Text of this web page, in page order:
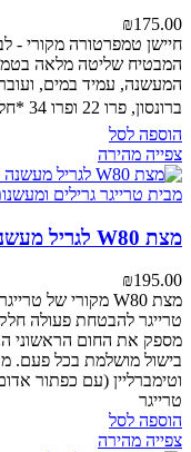
₪175.00
חיישן טמפרטורה מקורי -
המבטיח שליטה מלאה
המעשנה, עמיד במים,
ברונסון, פרו 22 ופרו 34
הוספה לסל
צפייה מהירה
מצת W80 לגריל מעשנה דגמי D2
₪195.00
מצת W80 מקורי של טרייגר - להתנעה מושלמת!
טרייגר להבטחת פעולה
מספק את החום הראשוני
בישול מושלמת בכל פעם.
וטימברליין (עם כפתור
טרייגר
הוספה לסל
צפייה מהירה